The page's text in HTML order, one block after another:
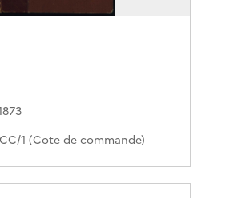
1 (Cote de commande)